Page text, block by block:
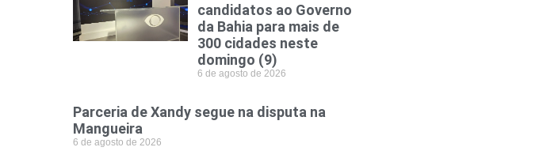
candidatos ao Governo
da Bahia para mais de
300 cidades neste
domingo (9)
6 de agosto de 2026
Parceria de Xandy segue na disputa na
Mangueira
6 de agosto de 2026